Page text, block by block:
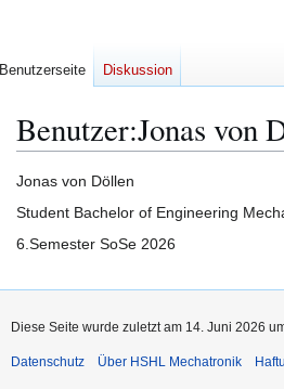
Benutzer:Jonas von
Zur
Navigation
Zur
Suche
Jonas von Döllen
Student Bachelor of Engineering
6.Semester SoSe 2026
Benutzerseite Diskussion
Diese Seite wurde zuletzt am 14. Juni 2026
Datenschutz Über HSHL Mechatronik